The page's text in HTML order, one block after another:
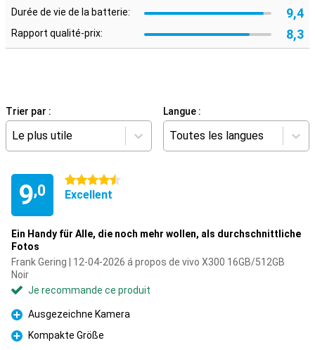
Durée de vie de la batterie: 9,4
Rapport qualité-prix: 8,3
Trier par :
Le plus utile
Langue :
Toutes les langues
9,0
4.5 étoiles
Excellent
Ein Handy für Alle, die noch mehr wollen, als durchschnittliche
Fotos
Frank Gering | 12-04-2026 á propos de vivo X300 16GB/512GB
Noir
Je recommande ce produit
Pour
Ausgezeichne Kamera
Pour
Kompakte Größe